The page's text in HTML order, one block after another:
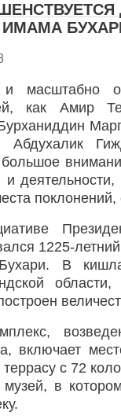
масштабно
как Амир
Абдухалик
и
1225-
В
включает
с 72
музей, в